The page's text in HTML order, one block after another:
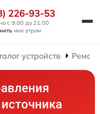
226-93-53
с 9:00 до 21:00
мне утром
устройств